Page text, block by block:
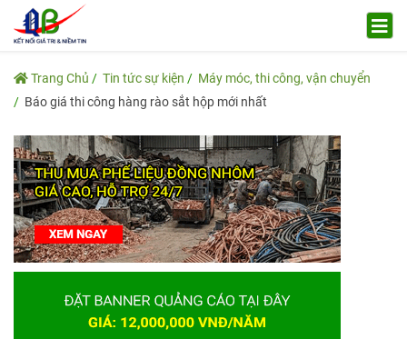
Trang Chủ Tin tức sự kiện
Máy móc, thi công, vận chuyển
Báo giá thi công hàng rào sắt hộp mới nhất